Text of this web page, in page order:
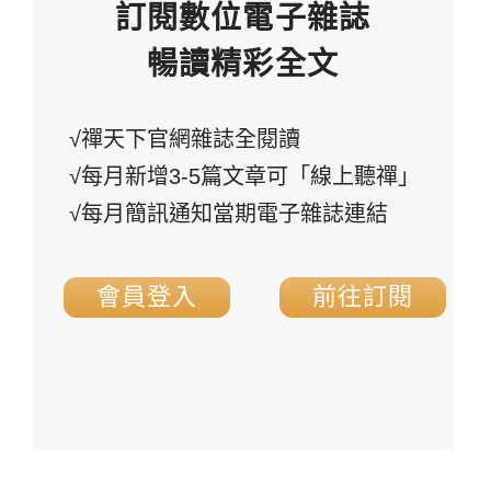
訂閱數位電子雜誌
暢讀精彩全文
√禪天下官網雜誌全閱讀
√每月新增3-5篇文章可「線上聽禪」
√每月簡訊通知當期電子雜誌連結
會員登入 前往訂閱